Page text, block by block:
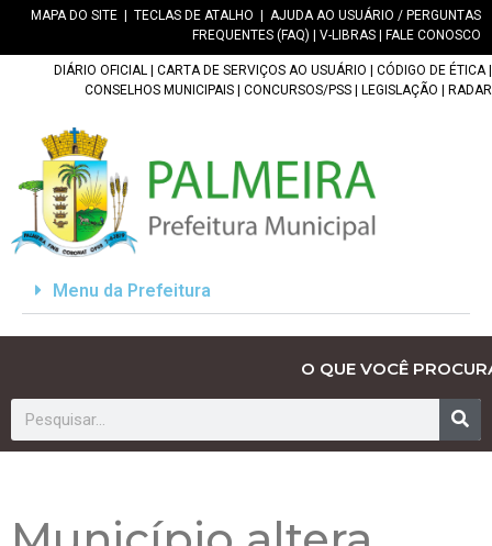
MAPA DO SITE TECLAS DE ATALHO
AJUDA AO USUÁRIO / PERGUNTAS
FREQUENTES (FAQ)
V-LIBRAS FALE CONOSCO
DIÁRIO OFICIAL CARTA DE SERVIÇOS AO USUÁRIO CÓDIGO DE ÉTICA|
CONSELHOS MUNICIPAIS
CONCURSOS/PSS LEGISLAÇÃO RADAR
Menu da Prefeitura
O QUE VOCÊ